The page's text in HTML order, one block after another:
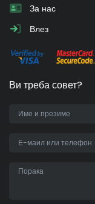
За нас
Влез
Ви треба совет?